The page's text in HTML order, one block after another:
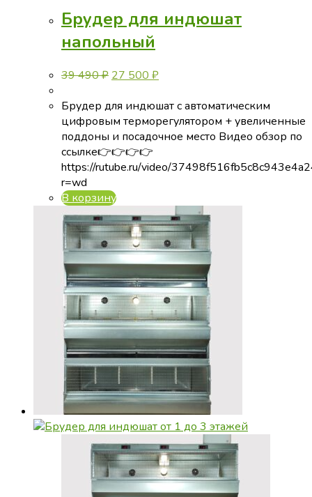
Брудер для индюшат
напольный
39 490₽ Первоначальная
составляла
39
490 ₽.
27 500 ₽Текущая
27
500 ₽.
Брудер для индюшат с автоматическим
цифровым терморегулятором + увеличенные
поддоны и посадочное место Видео обзор по
ссылке👉👉👉👉
https://rutube.ru/video/
r=wd
В корзину